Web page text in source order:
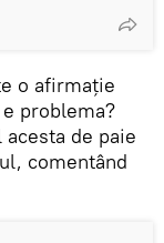
o afirmație
problema?
de paie
comentând